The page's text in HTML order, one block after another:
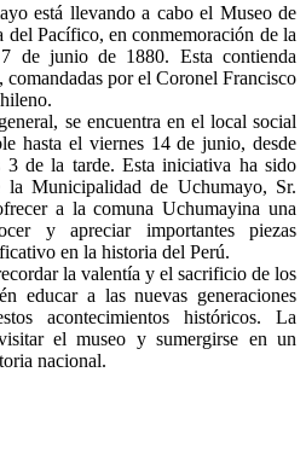
está llevando a cabo el Museo de
del Pacífico, en conmemoración de la
de junio de 1880. Esta contienda
comandadas por el Coronel Francisco
se encuentra en el local social
hasta el viernes 14 de junio, desde
3 de la tarde. Esta iniciativa ha sido
la Municipalidad de Uchumayo, Sr.
a la comuna Uchumayina una
y apreciar importantes piezas
en la historia del Perú.
la valentía y el sacrificio de los
educar a las nuevas generaciones
acontecimientos históricos. La
el museo y sumergirse en un
nacional.